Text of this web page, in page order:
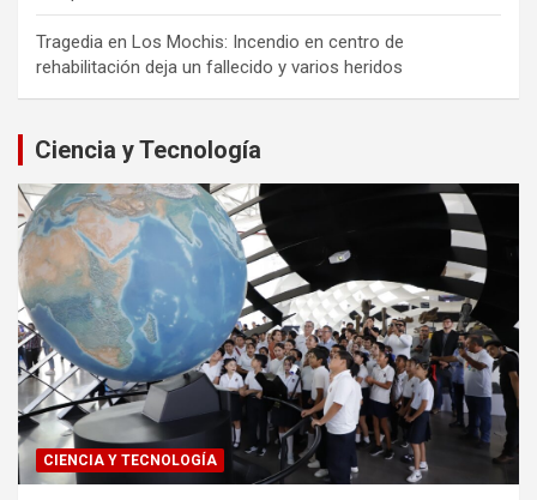
Tragedia en Los Mochis: Incendio en centro de
rehabilitación deja un fallecido y varios heridos
Ciencia y Tecnología
CIENCIA Y TECNOLOGÍA